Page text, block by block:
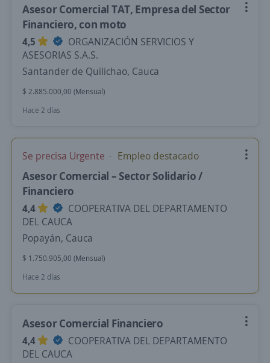
Asesor Comercial TAT, Empresa del Sector
Financiero, con moto
4,5
ORGANIZACIÓN SERVICIOS Y
ASESORIAS S.A.S.
Santander de Quilichao, Cauca
$ 2.885.000,00 (Mensual)
Hace 2 días
Se precisa Urgente Empleo destacado
Asesor Comercial – Sector Solidario /
Financiero
4,4
COOPERATIVA DEL DEPARTAMENTO
DEL CAUCA
Popayán, Cauca
$ 1.750.905,00 (Mensual)
Hace 2 días
Asesor Comercial Financiero
4,4
COOPERATIVA DEL DEPARTAMENTO
DEL CAUCA